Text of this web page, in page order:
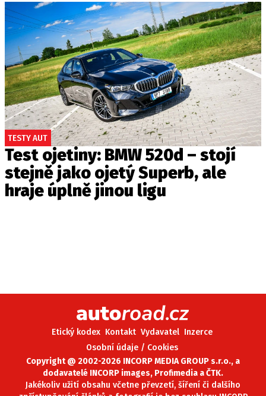
TESTY AUT
Test ojetiny: BMW 520d – stojí
stejně jako ojetý Superb, ale
hraje úplně jinou ligu
Etický kodex Kontakt Vydavatel Inzerce
Osobní údaje / Cookies
Copyright @ 2002-2026 INCORP MEDIA GROUP s.r.o., a
dodavatelé INCORP images, Profimedia a ČTK.
Jakékoliv užití obsahu včetne převzetí, šíření či dalšího